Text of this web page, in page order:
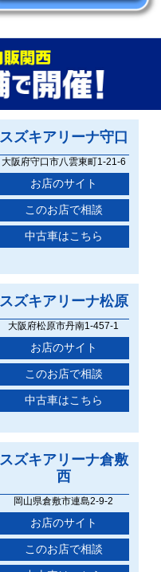
スズキアリーナ守口
大阪府守口市八雲東町1-21-6
お店のサイト
このお店で相談
中古車はこちら
スズキアリーナ松原
大阪府松原市丹南1-457-1
お店のサイト
このお店で相談
中古車はこちら
スズキアリーナ倉敷
西
岡山県倉敷市連島2-9-2
お店のサイト
このお店で相談